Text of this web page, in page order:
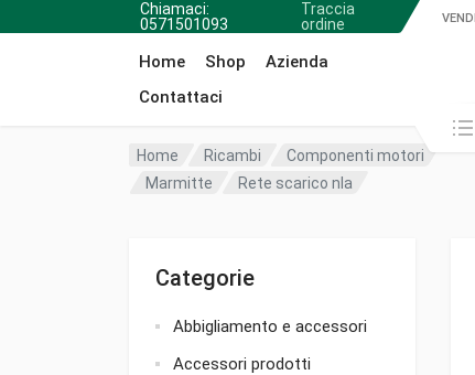
Chiamaci:
0571501093
Traccia
ordine
Home Shop
Azienda
Contattaci
Cerca in:
Home Ricambi
Componenti motori
Marmitte
Rete scarico nla
Categorie
Abbigliamento e accessori
Accessori prodotti